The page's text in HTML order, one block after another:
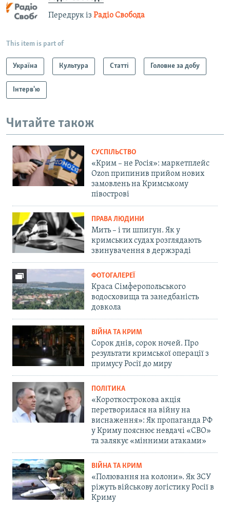
Передрук із Радіо Свобода
This item is part of
Україна Культура Статті Головне за добу
Інтерв'ю
Читайте також
СУСПІЛЬСТВО
«Крим – не Росія»: маркетплейс
Ozon припинив прийом нових
замовлень на Кримському
півострові
ПРАВА ЛЮДИНИ
Мить – і ти шпигун. Як у
кримських судах розглядають
звинувачення в держзраді
ФОТОГАЛЕРЕЇ
Краса Сімферопольського
водосховища та занедбаність
довкола
ВІЙНА ТА КРИМ
Сорок днів, сорок ночей. Про
результати кримської операції з
примусу Росії до миру
ПОЛІТИКА
«Короткострокова акція
перетворилася на війну на
виснаження»: Як пропаганда РФ
у Криму пояснює невдачі «СВО»
та залякує «мінними атаками»
ВІЙНА ТА КРИМ
«Полювання на колони». Як ЗСУ
ріжуть військову логістику Росії в
Криму